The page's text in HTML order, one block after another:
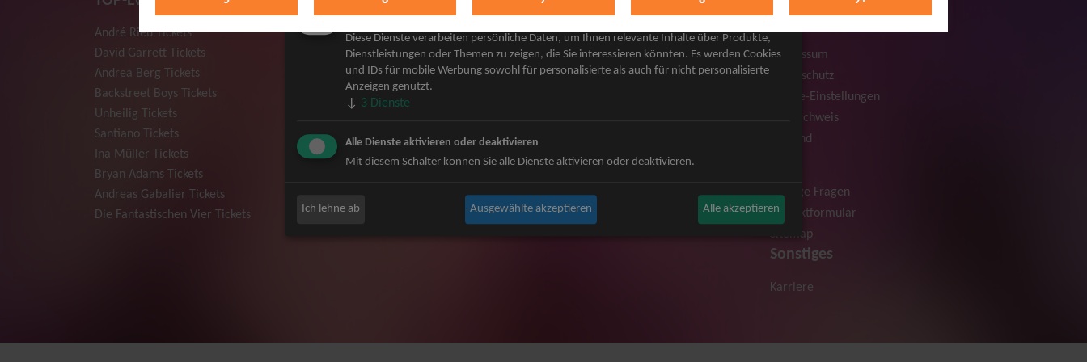
André Rieu Tickets
David Garrett Tickets
Andrea Berg Tickets
Backstreet Boys Tickets
Unheilig Tickets
Santiano Tickets
Ina Müller Tickets
Bryan Adams Tickets
Andreas Gabalier Tickets
Die Fantastischen Vier Tickets
Herbert Grönemeyer Tickets
Deep Purple Tickets
Howard Carpendale Tickets
Jan Delay & Disko No.1 Tickets
Bob Dylan Tickets
Mark Forster Tickets
Niedeckens BAP Tickets
Judas Priest Tickets
The BossHoss Tickets
Silbermond Tickets
Simple Plan Tickets
Beatrice Egli Tickets
Roland Kaiser Tickets
AGB
Impressum
Datenschutz
Cookie-Einstellungen
Bildnachweis
Versand
Häufige Fragen
Kontaktformular
Sitemap
Sonstiges
Karriere
Marketing
Diese Dienste verarbeiten persönliche Daten, um Ihnen relevante Inhalte über Produkte,
Dienstleistungen oder Themen zu zeigen, die Sie interessieren könnten. Es werden Cookies
und IDs für mobile Werbung sowohl für personalisierte als auch für nicht personalisierte
Anzeigen genutzt.
↓ 3 Dienste
Alle Dienste aktivieren oder deaktivieren
Mit diesem Schalter können Sie alle Dienste aktivieren oder deaktivieren.
Ich lehne ab Ausgewählte akzeptieren Alle akzeptieren